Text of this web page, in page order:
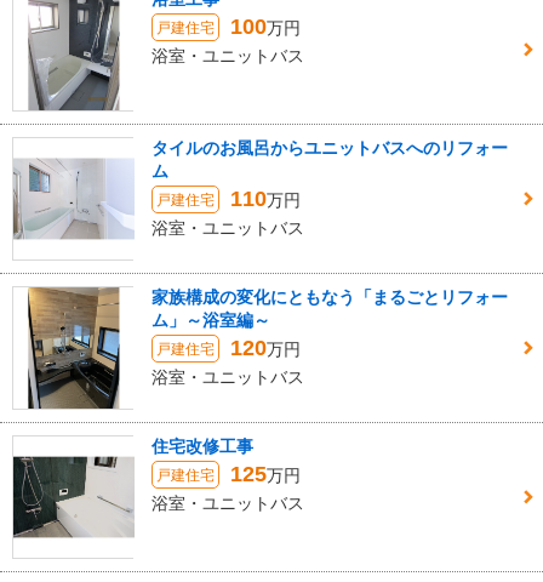
戸建住宅 100万円
浴室・ユニットバス
タイルのお風呂からユニットバスへのリフォー
ム
戸建住宅 110万円
浴室・ユニットバス
家族構成の変化にともなう「まるごとリフォー
ム」～浴室編～
戸建住宅 120万円
浴室・ユニットバス
住宅改修工事
戸建住宅 125万円
浴室・ユニットバス